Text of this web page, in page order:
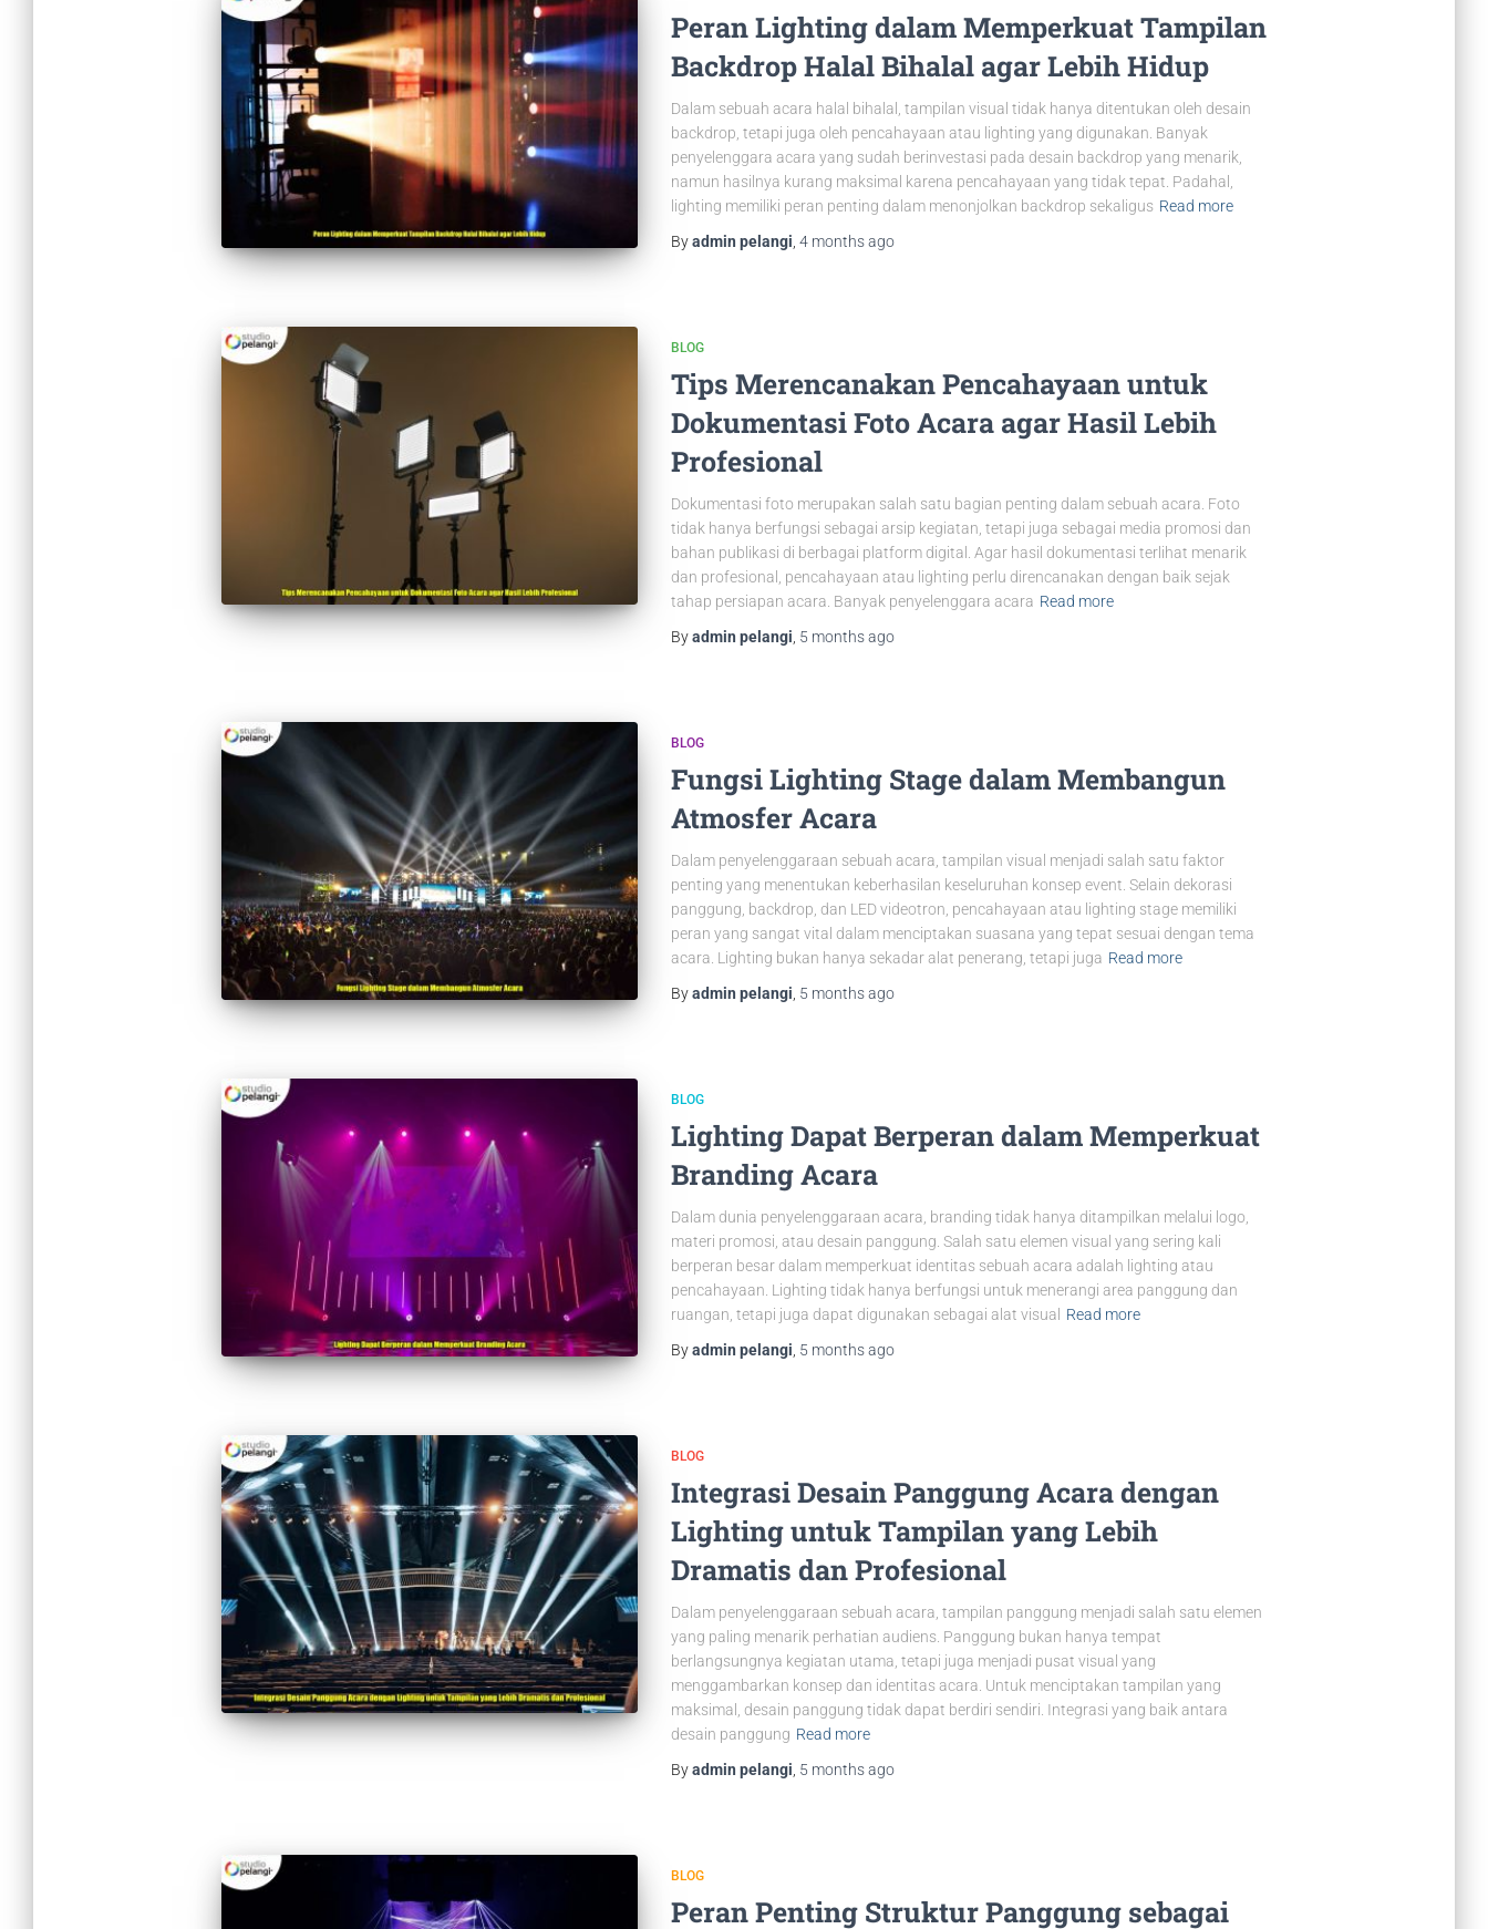
Peran Lighting dalam Memperkuat Tampilan
Backdrop Halal Bihalal agar Lebih Hidup
Dalam sebuah acara halal bihalal, tampilan visual tidak hanya ditentukan oleh desain
backdrop, tetapi juga oleh pencahayaan atau lighting yang digunakan. Banyak
penyelenggara acara yang sudah berinvestasi pada desain backdrop yang menarik,
namun hasilnya kurang maksimal karena pencahayaan yang tidak tepat. Padahal,
lighting memiliki peran penting dalam menonjolkan backdrop sekaligus Read more
Byadmin pelangi 4 monthsago
BLOG
Tips Merencanakan Pencahayaan untuk
Dokumentasi Foto Acara agar Hasil Lebih
Profesional
Dokumentasi foto merupakan salah satu bagian penting dalam sebuah acara. Foto
tidak hanya berfungsi sebagai arsip kegiatan, tetapi juga sebagai media promosi dan
bahan publikasi di berbagai platform digital. Agar hasil dokumentasi terlihat menarik
dan profesional, pencahayaan atau lighting perlu direncanakan dengan baik sejak
tahap persiapan acara. Banyak penyelenggara acara Read more
Byadmin pelangi 5 monthsago
BLOG
Fungsi Lighting Stage dalam Membangun
Atmosfer Acara
Dalam penyelenggaraan sebuah acara, tampilan visual menjadi salah satu faktor
penting yang menentukan keberhasilan keseluruhan konsep event. Selain dekorasi
panggung, backdrop, dan LED videotron, pencahayaan atau lighting stage memiliki
peran yang sangat vital dalam menciptakan suasana yang tepat sesuai dengan tema
acara. Lighting bukan hanya sekadar alat penerang, tetapi juga Read more
Byadmin pelangi 5 monthsago
BLOG
Lighting Dapat Berperan dalam Memperkuat
Branding Acara
Dalam dunia penyelenggaraan acara, branding tidak hanya ditampilkan melalui logo,
materi promosi, atau desain panggung. Salah satu elemen visual yang sering kali
berperan besar dalam memperkuat identitas sebuah acara adalah lighting atau
pencahayaan. Lighting tidak hanya berfungsi untuk menerangi area panggung dan
ruangan, tetapi juga dapat digunakan sebagai alat visual
Read more
Byadmin pelangi 5 monthsago
BLOG
Integrasi Desain Panggung Acara dengan
Lighting untuk Tampilan yang Lebih
Dramatis dan Profesional
Dalam penyelenggaraan sebuah acara, tampilan panggung menjadi salah satu elemen
yang paling menarik perhatian audiens. Panggung bukan hanya tempat
berlangsungnya kegiatan utama, tetapi juga menjadi pusat visual yang
menggambarkan konsep dan identitas acara. Untuk menciptakan tampilan yang
maksimal, desain panggung tidak dapat berdiri sendiri. Integrasi yang baik antara
desain panggung Read more
Byadmin pelangi 5 monthsago
BLOG
Peran Penting Struktur Panggung sebagai